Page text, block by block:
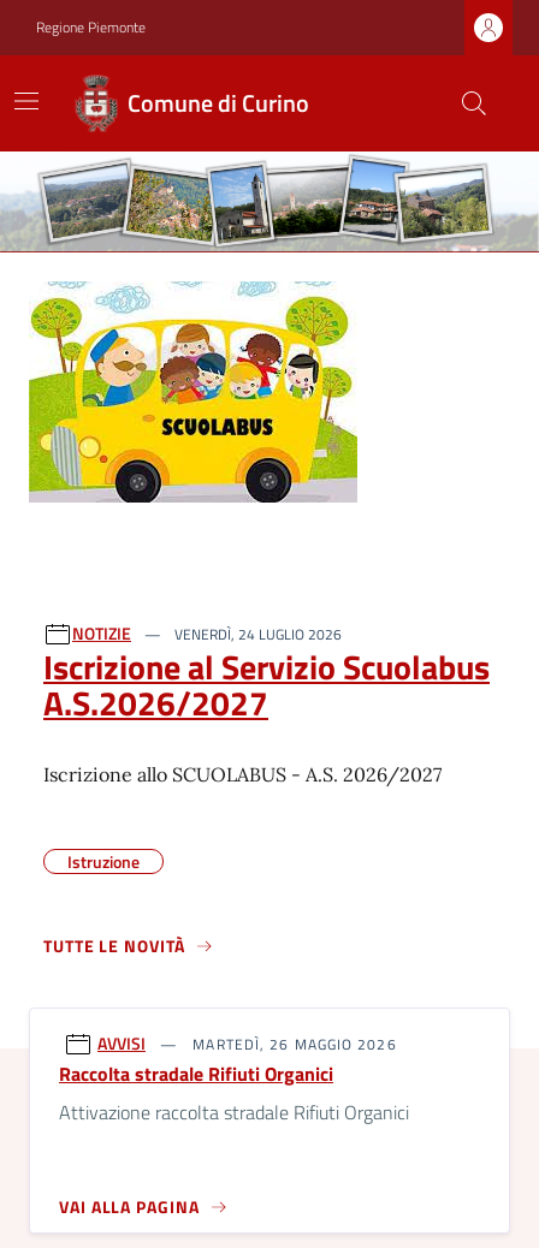
Regione Piemonte
Comune di Curino
Ultime notizie
NOTIZIE VENERDÌ, 24 LUGLIO 2026
Iscrizione al Servizio Scuolabus
A.S.2026/2027
Iscrizione allo SCUOLABUS - A.S. 2026/2027
Istruzione
TUTTE LE NOVITÀ
AVVISI MARTEDÌ, 26 MAGGIO 2026
Raccolta stradale Rifiuti Organici
Attivazione raccolta stradale Rifiuti Organici
VAI ALLA PAGINA